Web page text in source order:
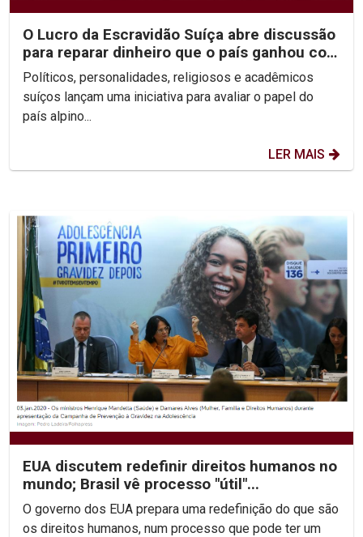
O Lucro da Escravidão Suíça abre discussão
para reparar dinheiro que o país ganhou com
comércio...
Políticos, personalidades, religiosos e acadêmicos
suíços lançam uma iniciativa para avaliar o papel do
país alpino...
LER MAIS
EUA discutem redefinir direitos humanos no
mundo; Brasil vê processo "útil"...
O governo dos EUA prepara uma redefinição do que são
os direitos humanos, num processo que pode ter um